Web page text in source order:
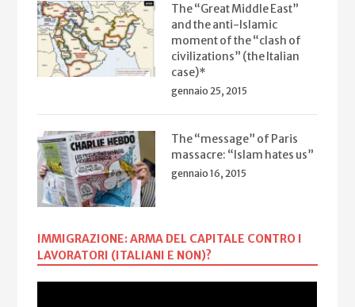
The “Great Middle East”
and the anti-Islamic
moment of the “clash of
civilizations” (the Italian
case)*
gennaio 25, 2015
The “message” of Paris
massacre: “Islam hates us”
gennaio 16, 2015
IMMIGRAZIONE: ARMA DEL CAPITALE CONTRO I
LAVORATORI (ITALIANI E NON)?